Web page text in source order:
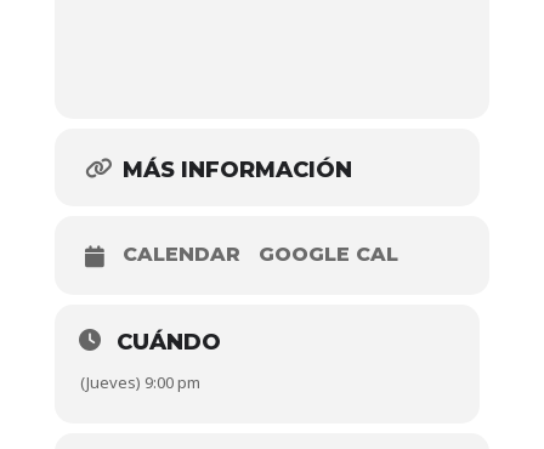
MÁS INFORMACIÓN
CALENDAR GOOGLE CAL
CUÁNDO
(Jueves) 9:00 pm